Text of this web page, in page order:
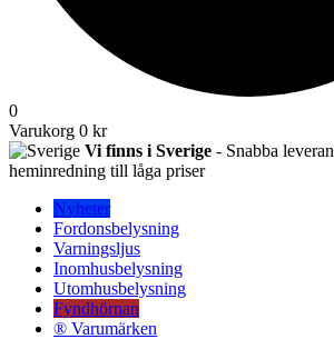
0
Varukorg 0 kr
Vi finns i Sverige - Snabba
heminredning till låga priser
Nyheter
Fordonsbelysning
Varningsljus
Inomhusbelysning
Utomhusbelysning
Fyndhörnan
® Varumärken